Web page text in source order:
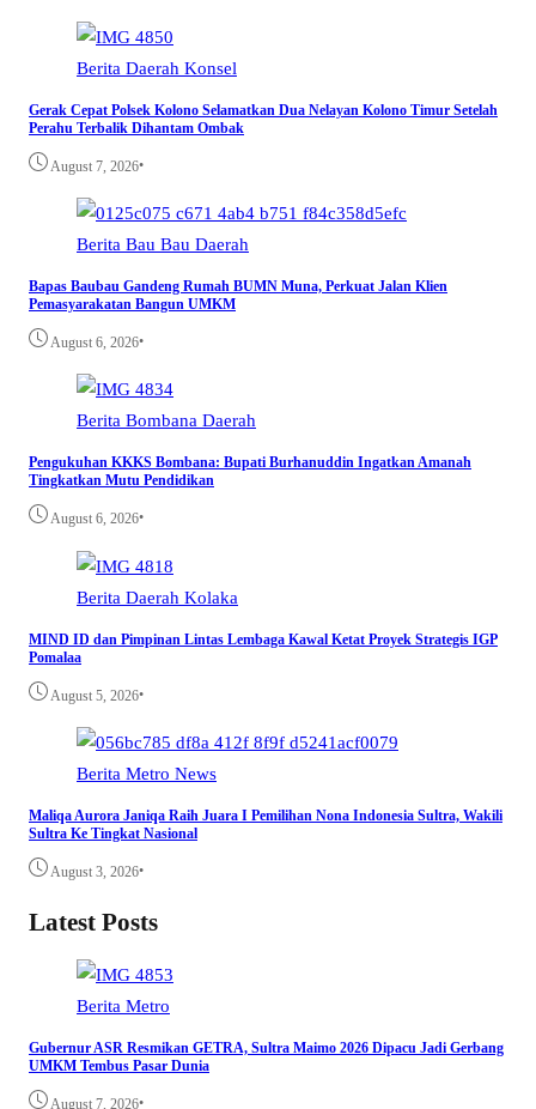
Berita Daerah Konsel
Gerak Cepat Polsek Kolono Selamatkan Dua Nelayan Kolono Timur Setelah
Perahu Terbalik Dihantam Ombak
August 7, 2026•
Berita Bau Bau Daerah
Bapas Baubau Gandeng Rumah BUMN Muna, Perkuat Jalan Klien
Pemasyarakatan Bangun UMKM
August 6, 2026•
Berita Bombana Daerah
Pengukuhan KKKS Bombana: Bupati Burhanuddin Ingatkan Amanah
Tingkatkan Mutu Pendidikan
August 6, 2026•
Berita Daerah Kolaka
MIND ID dan Pimpinan Lintas Lembaga Kawal Ketat Proyek Strategis IGP
Pomalaa
August 5, 2026•
Berita Metro News
Maliqa Aurora Janiqa Raih Juara I Pemilihan Nona Indonesia Sultra, Wakili
Sultra Ke Tingkat Nasional
August 3, 2026•
Latest Posts
Berita Metro
Gubernur ASR Resmikan GETRA, Sultra Maimo 2026 Dipacu Jadi Gerbang
UMKM Tembus Pasar Dunia
August 7, 2026•